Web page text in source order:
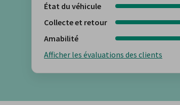
État du véhicule
Collecte et retour
Amabilité
Afficher les évaluations des clients